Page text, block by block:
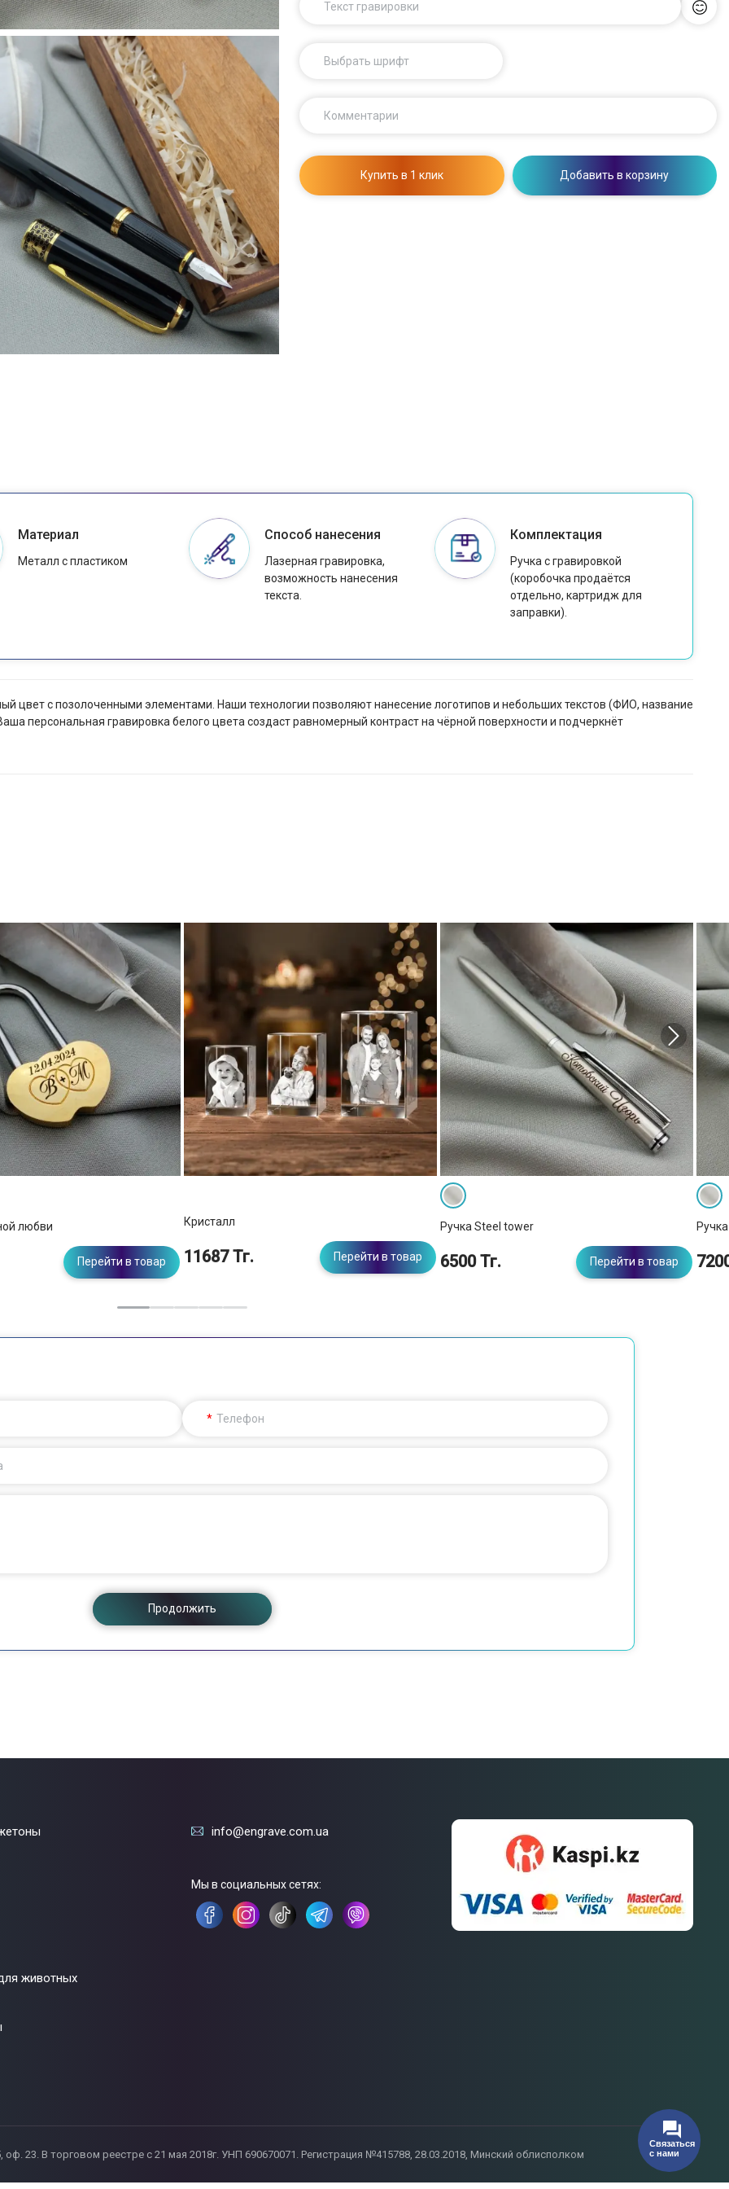
Текст гравировки
Выбрать шрифт
Комментарии
Купить в 1 клик Добавить в корзину
Материал
Металл с пластиком
Способ нанесения
Лазерная гравировка,
возможность нанесения
текста.
Комплектация
Ручка с гравировкой
(коробочка продаётся
отдельно, картридж для
заправки).
цвет с позолоченными элементами. Наши технологии позволяют нанесение логотипов и небольших текстов (ФИО, название
персональная гравировка белого цвета создаст равномерный контраст на чёрной поверхности и подчеркнёт
любви
Перейти в товар
Кристалл
11687 Тг. Перейти в товар
Ручка Steel tower
6500 Тг. Перейти в товар
Телефон
Продолжить
животных
info@engrave.com.ua
Мы в социальных сетях:
23. В торговом реестре с 21 мая 2018г. УНП 690670071. Регистрация №415788, 28.03.2018, Минский облисполком